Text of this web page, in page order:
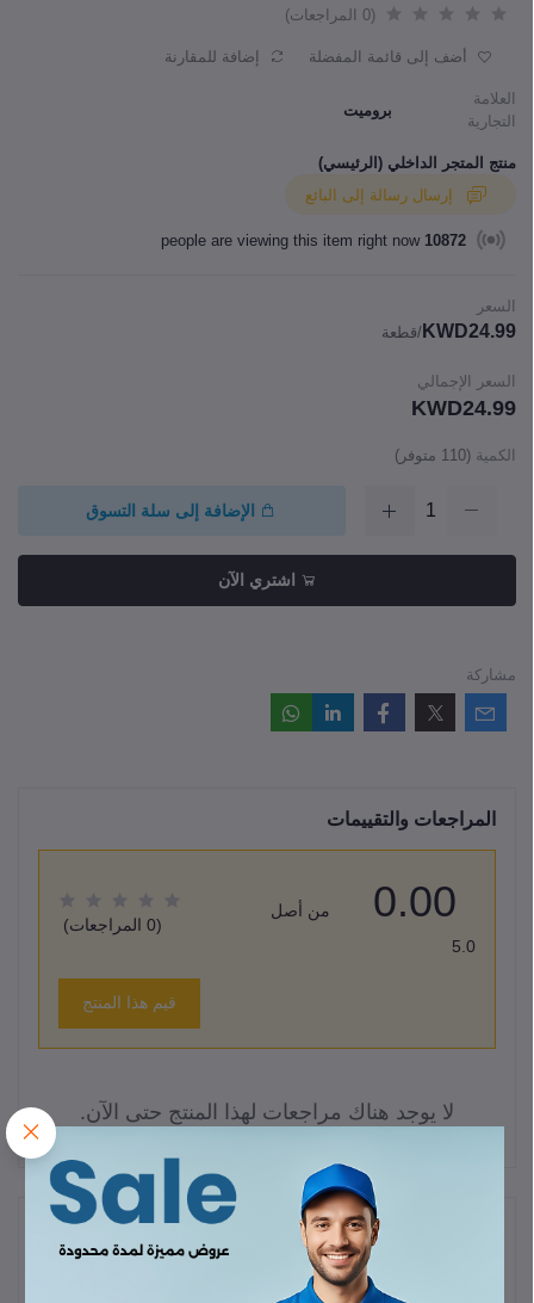
(0 المراجعات)
أضف إلى قائمة المفضلة إضافة للمقارنة
العلامة
التجارية
بروميت
منتج المتجر الداخلي (الرئيسي)
10872
السعر
KWD24.99 /قطعة
السعر الإجمالي
KWD24.99
الكمية (
110 متوفر)
الإضافة إلى سلة التسوق
اشتري الآن
مشاركة
المراجعات والتقييمات
0.00
من أصل
5.0
(0 المراجعات)
قيم هذا المنتج
لا يوجد هناك مراجعات لهذا المنتج حتى الآن.